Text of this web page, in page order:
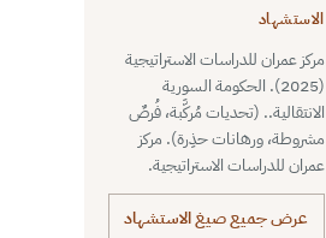
الاستشهاد
مركز عمران للدراسات الاستراتيجية
(2025). الحكومة السورية
الانتقالية.. (تحديات مُركَّبة، فُرصٌ
مشروطة، ورهانات حذِرة). مركز
عمران للدراسات الاستراتيجية.
عرض جميع صيغ الاستشهاد